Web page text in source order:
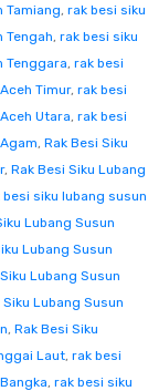
Tamiang, rak besi siku
Tengah, rak besi siku
Tenggara, rak besi
Timur, rak besi
Utara, rak besi
, Rak Besi Siku
, Rak Besi Siku Lubang
besi siku lubang susun
Lubang Susun
Lubang Susun
Lubang Susun
Siku Lubang Susun
, Rak Besi Siku
Laut, rak besi
, rak besi siku